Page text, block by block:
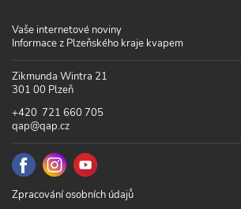
Vaše internetové noviny
Informace z Plzeňského kraje kvapem
Zikmunda Wintra 21
301 00 Plzeň
+420 721 660 705
qap@qap.cz
Zpracování osobních údajů